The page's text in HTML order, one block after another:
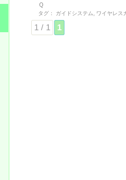
Ｑ
タグ： ガイドシステム ワイヤレス
1 / 1 1